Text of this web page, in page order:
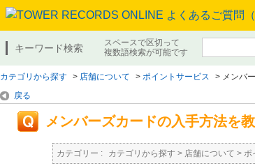
キーワード検索
スペースで区切って
複数語検索が可能です
カテゴリから探す > 店舗について > ポイントサービス > メンバ
戻る
メンバーズカードの入手方法を
カテゴリー : カテゴリから探す > 店舗について > ポ